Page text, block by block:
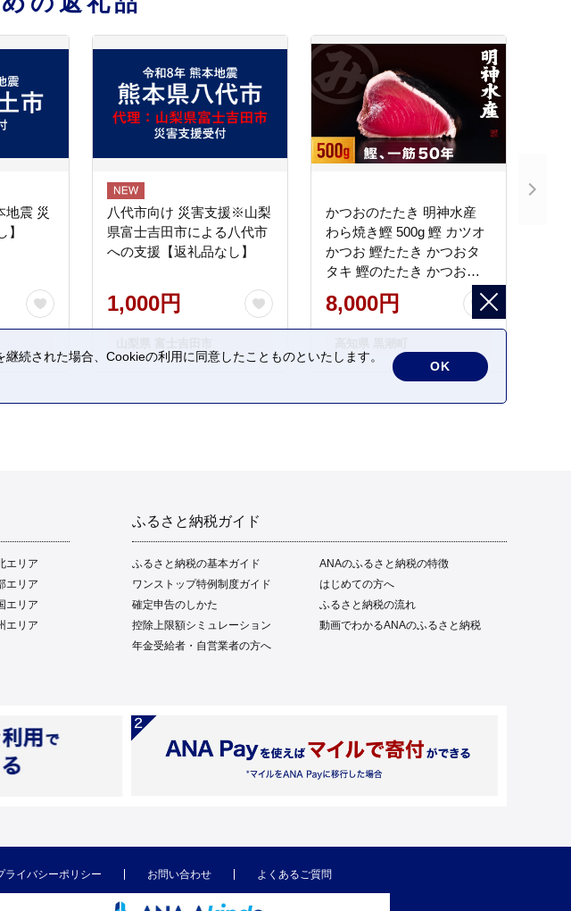
地震 災
八代市向け 災害支援※山梨
県富士吉田市による八代市
への支援【返礼品なし】
1,000円
かつおのたたき 明神水産
わら焼き鰹 500g 鰹 カツオ
かつお 鰹たたき かつおタ
タキ 鰹のたたき かつおの
タタキ 藁焼き わら焼き 魚
さかな 海鮮 刺身 お刺身 冷
凍 ご家庭用 グルメ 特産品
ご当地 本場 高知 黒潮町 ギ
フト 贈答品 人気 返礼品 ふ
産 土佐名物 高知県 高評価
8,000円
エリア
エリア
エリア
エリア
ふるさと納税ガイド
ふるさと納税の基本ガイド
ANAのふるさと納税の特徴
ワンストップ特例制度ガイド
はじめての方へ
確定申告のしかた
ふるさと納税の流れ
控除上限額シミュレーション
動画でわかるANAのふるさと納税
年金受給者・自営業者の方へ
ライバシーポリシー お問い合わせ よくあるご質問
続された場合、Cookieの利用に同意したことものといたします。
OK